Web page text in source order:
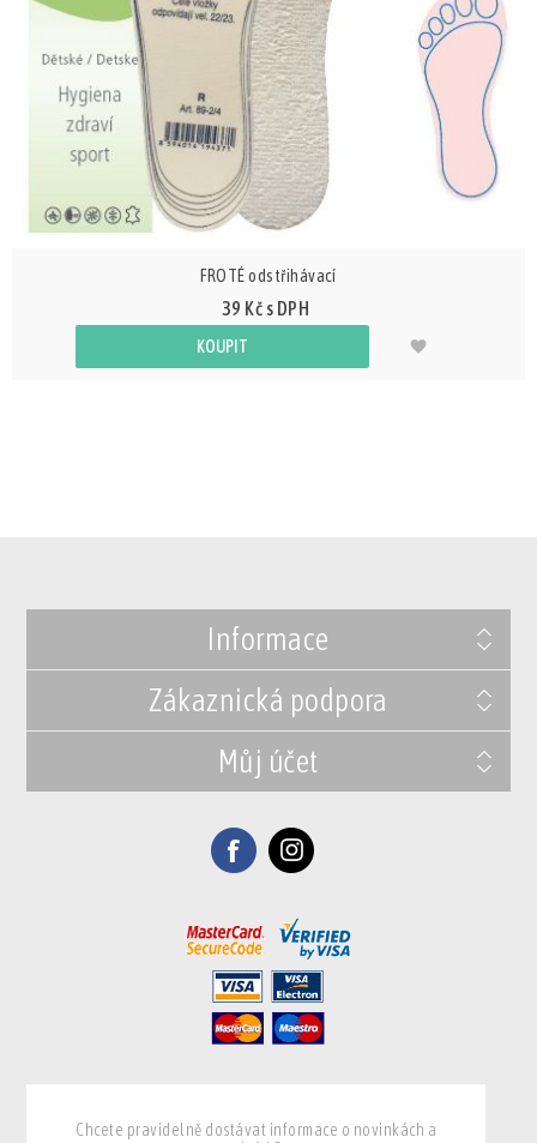
FROTÉ odstřihávací
39 Kč s DPH
KOUPIT
Informace
Zákaznická podpora
Můj účet
Chcete pravidelně dostávat informace o novinkách a